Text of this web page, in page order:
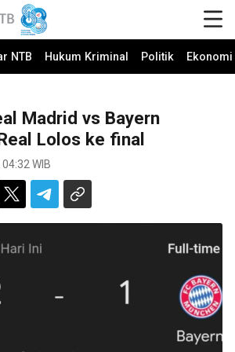
NTB Hukum Kriminal Politik
Madrid vs Bayern
Lolos ke final
WIB